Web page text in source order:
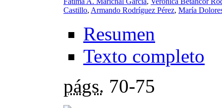
Castillo, Armando Rodríguez Pérez, María
Resumen
Texto completo
págs. 70-75